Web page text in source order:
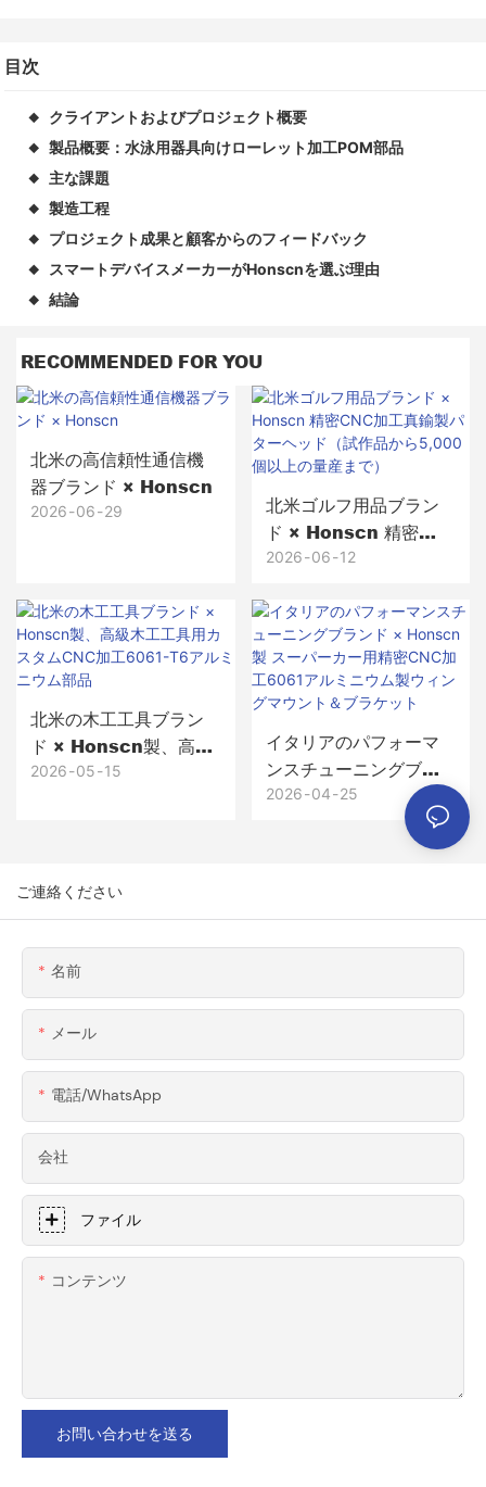
目次
◆ クライアントおよびプロジェクト概要
◆ 製品概要：水泳用器具向けローレット加工POM部品
◆ 主な課題
◆ 製造工程
◆ プロジェクト成果と顧客からのフィードバック
◆ スマートデバイスメーカーがHonscnを選ぶ理由
◆ 結論
RECOMMENDED FOR YOU
北米の高信頼性通信機
器ブランド × Honscn
2026 06 29
北米ゴルフ用品ブラン
ド × Honscn 精密
CNC加工真鍮製パター
5,000個以上の量産ま
で）
2026 06 12
北米の木工工具ブラン
ド × Honscn製、高級
木工工具用カスタム
2026 05 15
イタリアのパフォーマ
ンスチューニングブラ
ンド × Honscn製 スー
パーカー用精密CNC加
工6061アルミニウム製
2026 04 25
ご連絡ください
名前
メール
電話/WhatsApp
会社
ファイル
コンテンツ
お問い合わせを送る